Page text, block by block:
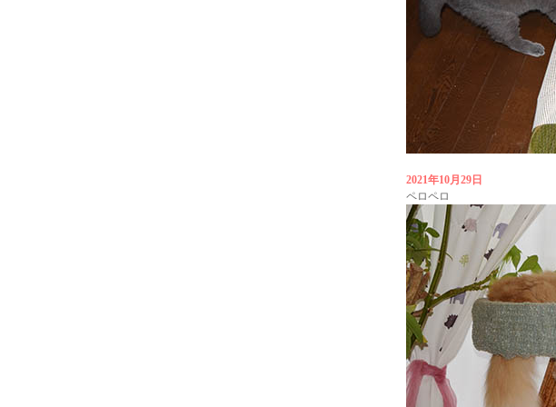
2021年10月29日
ペロペロ